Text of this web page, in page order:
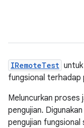
IRemoteTest
fungsional terhadap
Meluncurkan proses
pengujian.
pengujian